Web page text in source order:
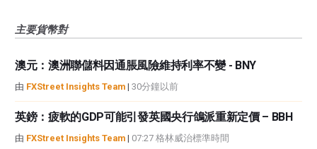
主要貨幣對
澳元：澳洲聯儲料因通脹風險維持利率不變 - BNY
由 FXStreet Insights Team | 30分鐘以前
英鎊：疲軟的GDP可能引發英國央行鴿派重新定價 – BBH
由 FXStreet Insights Team | 07:27 格林威治標準時間